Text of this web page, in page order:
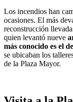
Los incendios han
ocasiones. El más
reconstrucción
quien levantó nueve
más conocido es el
se ubicaban los
de la Plaza Mayor.